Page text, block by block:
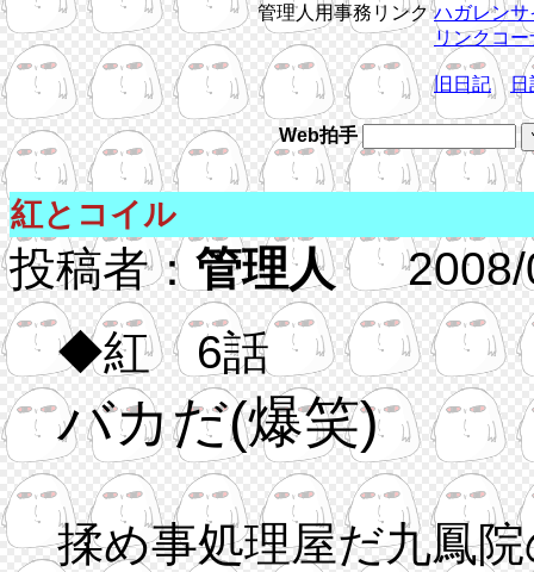
管理人用事務リンク ハガレンサ
リンクコ
旧日記
Web拍手
紅とコイル
投稿者： 管理人2008/
◆紅 6話
バカだ(爆笑)
揉め事処理屋だ九鳳